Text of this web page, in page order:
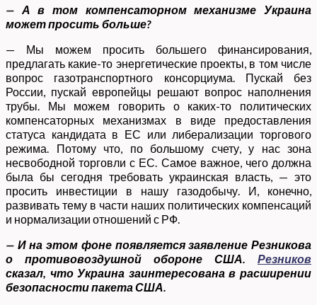
— А в том компенсаторном механизме Украина
может просить больше?
— Мы можем просить большего финансирования,
предлагать какие-то энергетические проекты, в том числе
вопрос газотранспортного консорциума. Пускай без
России, пускай европейцы решают вопрос наполнения
трубы. Мы можем говорить о каких-то политических
компенсаторных механизмах в виде предоставления
статуса кандидата в ЕС или либерализации торгового
режима. Потому что, по большому счету, у нас зона
несвободной торговли с ЕС. Самое важное, чего должна
была бы сегодня требовать украинская власть, — это
просить инвестиции в нашу газодобычу. И, конечно,
развивать тему в части наших политических компенсаций
и нормализации отношений с РФ.
— И на этом фоне появляется заявление Резникова
о противовоздушной обороне США. Резников
сказал, что Украина заинтересована в расширении
безопасности пакета США.